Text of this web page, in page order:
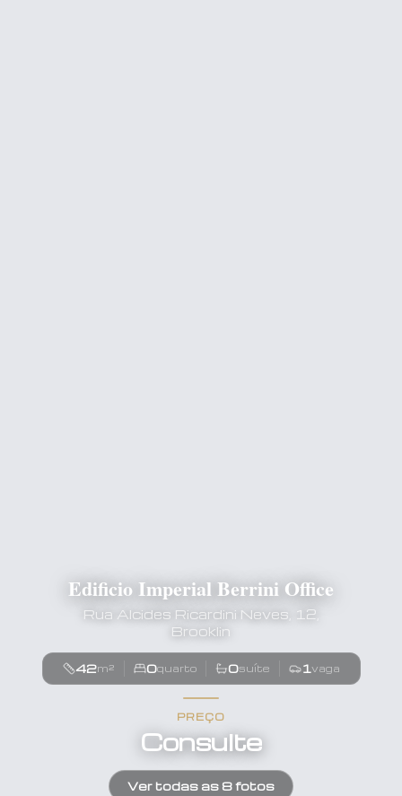
Edificio Imperial Berrini Office
Rua Alcides Ricardini Neves, 12,
Brooklin
42m² 0quarto 0suíte 1vaga
PREÇO
Consulte
Ver todas as 8fotos